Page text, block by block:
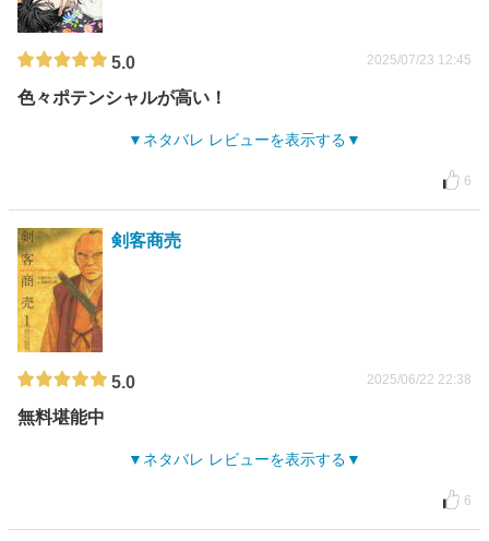
5.0 2025/07/23 12:45
色々ポテンシャルが高い！
ネタバレ レビューを表示する
6
剣客商売
5.0 2025/06/22 22:38
無料堪能中
ネタバレ レビューを表示する
6